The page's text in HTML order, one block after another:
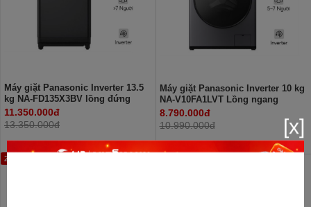
Máy giặt Panasonic Inverter 13.5
kg NA-FD135X3BV lồng đứng
11.350.000đ
13.350.000đ
Máy giặt Panasonic Inverter 10 kg
NA-V10FA1LVT Lồng ngang
8.790.000đ
10.990.000đ
21%
[x]